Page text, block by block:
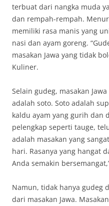
terbuat dari nangka muda
dan rempah-rempah.
memiliki rasa manis yang
nasi dan ayam goreng.
masakan Jawa yang tidak
Kuliner.
Selain gudeg, masakan
adalah soto. Soto adalah
kaldu ayam yang gurih dan
pelengkap seperti tauge,
adalah masakan yang
hari. Rasanya yang hangat
Anda semakin
Namun, tidak hanya gudeg
dari masakan Jawa.